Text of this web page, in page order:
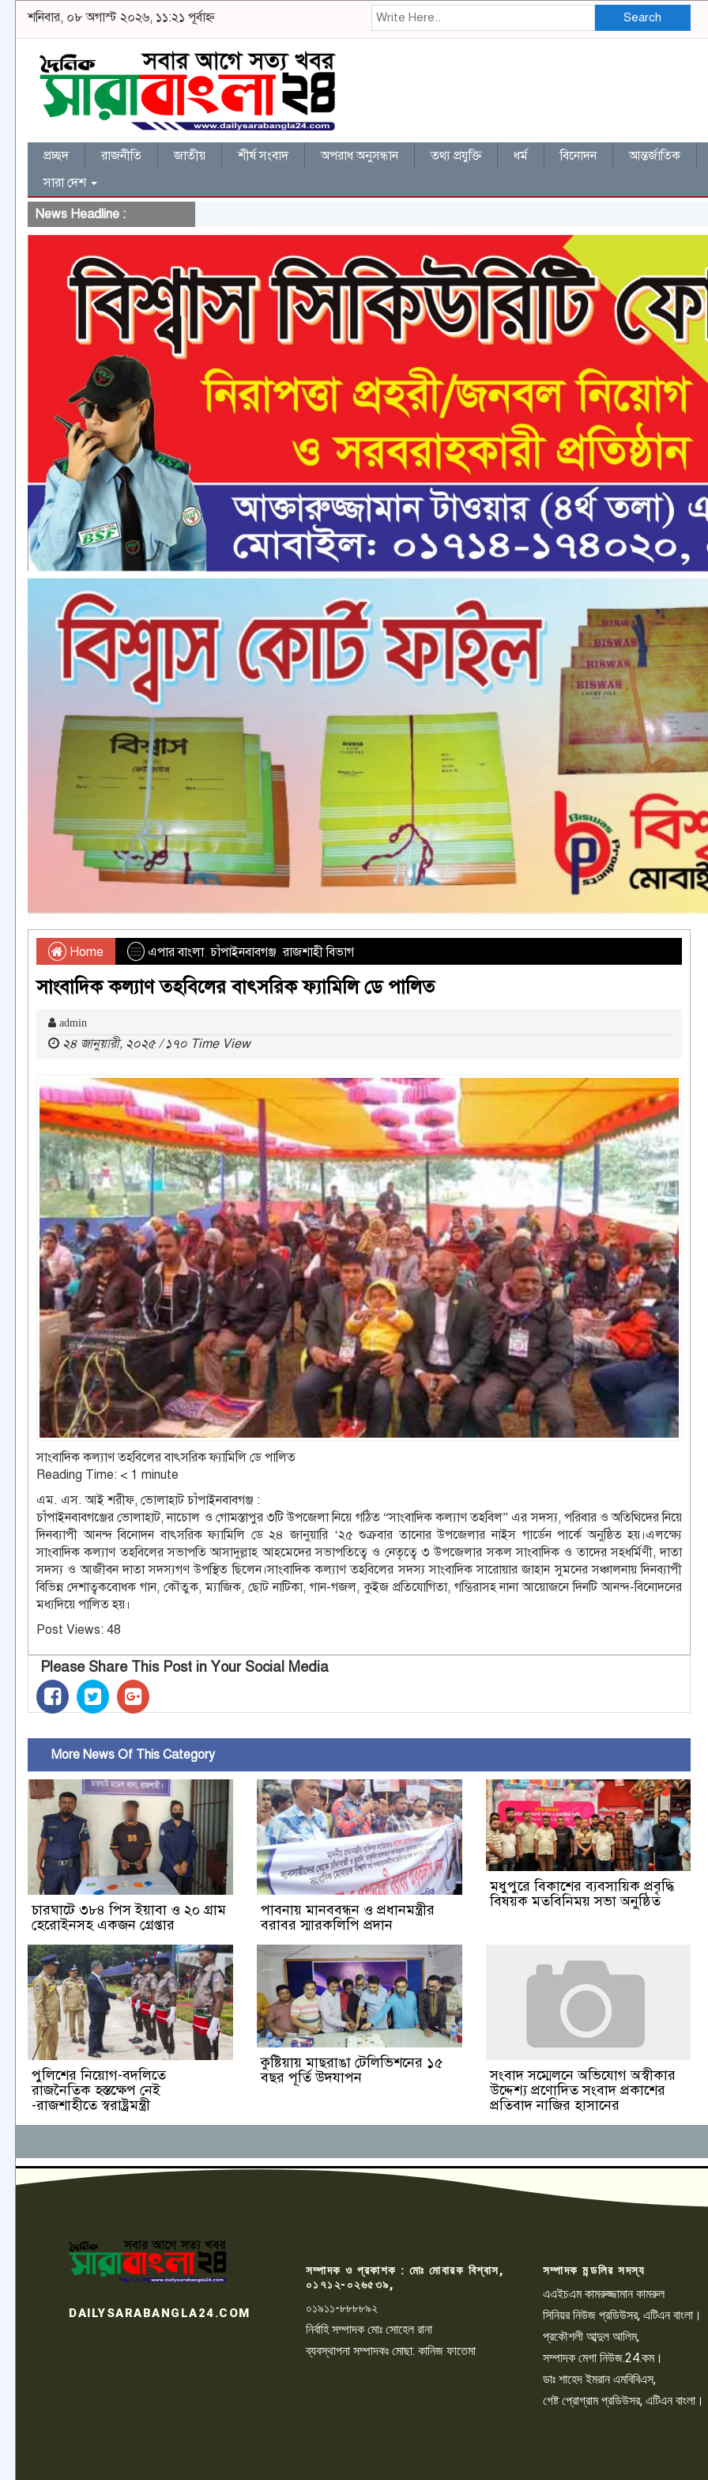
শনিবার, ০৮ অগাস্ট ২০২৬, ১১:২১ পূর্বাহ্ন Search
প্রচ্ছদ রাজনীতি জাতীয় শীর্ষ সংবাদ অপরাধ অনুসন্ধান তথ্য প্রযুক্তি ধর্ম বিনোদন আন্তর্জাতিক
সারা দেশ
News Headline :
Home এপার বাংলা,চাঁপাইনবাবগঞ্জ,রাজশাহী বিভাগ
সাংবাদিক কল্যাণ তহবিলের বাৎসরিক ফ্যামিলি ডে পালিত
admin
২৪ জানুয়ারী, ২০২৫ / ১৭০ Time View
সাংবাদিক কল্যাণ তহবিলের বাৎসরিক ফ্যামিলি ডে পালিত
Reading Time: < 1 minute
এম. এস. আই শরীফ, ভোলাহাট চাঁপাইনবাবগঞ্জ :
চাঁপাইনবাবগঞ্জের ভোলাহাট, নাচোল ও গোমস্তাপুর ৩টি উপজেলা নিয়ে গঠিত “সাংবাদিক কল্যাণ তহবিল” এর সদস্য, পরিবার ও অতিথিদের নিয়ে
দিনব্যাপী আনন্দ বিনোদন বাৎসরিক ফ্যামিলি ডে ২৪ জানুয়ারি ‘২৫ শুক্রবার তানোর উপজেলার নাইস গার্ডেন পার্কে অনুষ্ঠিত হয়।এলক্ষ্যে
সাংবাদিক কল্যাণ তহবিলের সভাপতি আসাদুল্লাহ আহমেদের সভাপতিত্বে ও নেতৃত্বে ৩ উপজেলার সকল সাংবাদিক ও তাদের সহধর্মিণী, দাতা
সদস্য ও আজীবন দাতা সদস্যগণ উপস্থিত ছিলেন।সাংবাদিক কল্যাণ তহবিলের সদস্য সাংবাদিক সারোয়ার জাহান সুমনের সঞ্চালনায় দিনব্যাপী
বিভিন্ন দেশাত্বকবোধক গান, কৌতুক, ম্যাজিক, ছোট নাটিকা, গান-গজল, কুইজ প্রতিযোগিতা, গম্ভিরাসহ নানা আয়োজনে দিনটি আনন্দ-বিনোদনের
মধ্যদিয়ে পালিত হয়।
Post Views: 48
Please Share This Post in Your Social Media
More News Of This Category
চারঘাটে ৩৮৪ পিস ইয়াবা ও ২০ গ্রাম
হেরোইনসহ একজন গ্রেপ্তার
পাবনায় মানববন্ধন ও প্রধানমন্ত্রীর
বরাবর স্মারকলিপি প্রদান
মধুপুরে বিকাশের ব্যবসায়িক প্রবৃদ্ধি
বিষয়ক মতবিনিময় সভা অনুষ্ঠিত
পুলিশের নিয়োগ-বদলিতে
রাজনৈতিক হস্তক্ষেপ নেই
-রাজশাহীতে স্বরাষ্ট্রমন্ত্রী
কুষ্টিয়ায় মাছরাঙা টেলিভিশনের ১৫
বছর পূর্তি উদযাপন
সংবাদ সম্মেলনে অভিযোগ অস্বীকার
উদ্দেশ্য প্রণোদিত সংবাদ প্রকাশের
প্রতিবাদ নাজির হাসানের
DAILYSARABANGLA24.COM
সম্পাদক ও প্রকাশক : মোঃ মোবারক বিশ্বাস,
০১৭১২-০২৬৫৩৯,
০১৯১১-৮৮৮৮৯২
নির্বাহি সম্পাদক মোঃ সোহেল রানা
ব্যবস্থাপনা সম্পাদকঃ মোছা: কানিজ ফাতেমা
সম্পাদক মন্ডলির সদস্য
এএইচএম কামরুজ্জামান কামরুল
সিনিয়র নিউজ প্রডিউসর, এটিএন বাংলা।
প্রকৌশলী আব্দুল আলিম,
সম্পাদক মেগা নিউজ.24.কম।
ডাঃ শাহেদ ইমরান এমবিবিএস,
গেষ্ট প্রোগ্রাম প্রডিউসর, এটিএন বাংলা।